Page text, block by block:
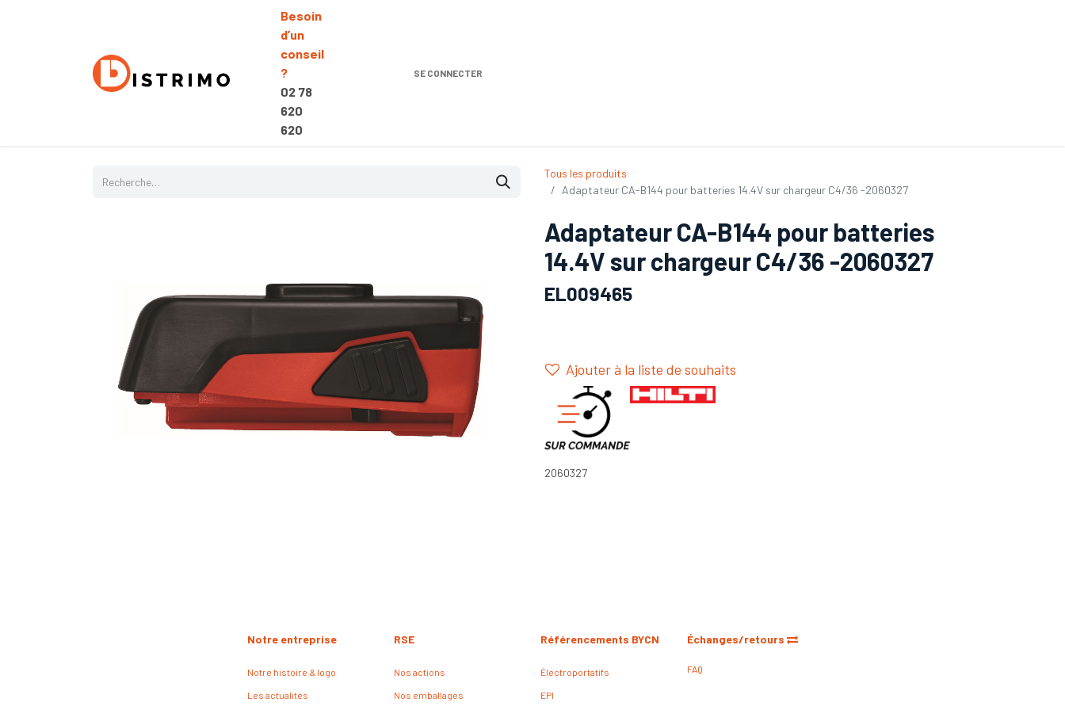
Besoin
d’un
conseil
?
02 78
620
620
SE CONNECTER
Tous les produits
Adaptateur CA-B144 pour batteries 14.4V sur chargeur C4/36 -2060327
Adaptateur CA-B144 pour batteries
14.4V sur chargeur C4/36 -2060327
EL009465
Ajouter à la liste de souhaits
2060327
Échanges/retours
FAQ
Référencements BYCN
Électroportatifs
EPI
RSE
Nos actions
Nos emballages
Notre entreprise
Notre histoire & logo
Les actualités